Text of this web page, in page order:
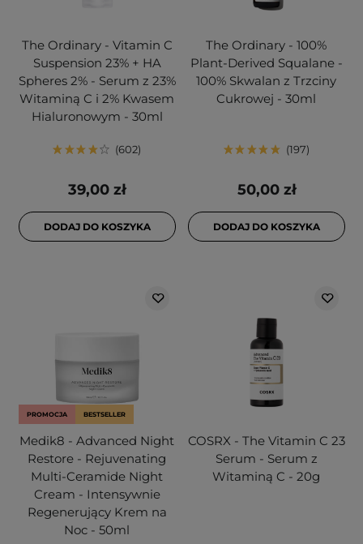
The Ordinary - Vitamin C
Suspension 23% + HA
Spheres 2% - Serum z 23%
Witaminą C i 2% Kwasem
Hialuronowym - 30ml
602
39,00 zł
DODAJ DO KOSZYKA
The Ordinary - 100%
Plant-Derived Squalane -
100% Skwalan z Trzciny
Cukrowej - 30ml
197
50,00 zł
DODAJ DO KOSZYKA
PROMOCJA BESTSELLER
Medik8 - Advanced Night
Restore - Rejuvenating
Multi-Ceramide Night
Cream - Intensywnie
Regenerujący Krem na
Noc - 50ml
COSRX - The Vitamin C 23
Serum - Serum z
Witaminą C - 20g